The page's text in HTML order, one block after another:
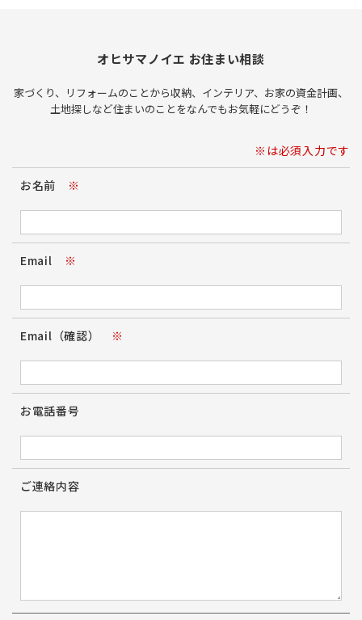
オヒサマノイエ お住まい相談
家づくり、リフォームのことから収納、インテリア、お家の資金計画、
土地探しなど住まいのことをなんでもお気軽にどうぞ！
※は必須入力です
お名前 ※
Email ※
Email（確認） ※
お電話番号
ご連絡内容